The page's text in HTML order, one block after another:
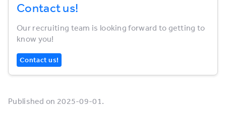
Contact us!
Our recruiting team is looking forward to getting to
know you!
Contact us!
Published on 2025-09-01.